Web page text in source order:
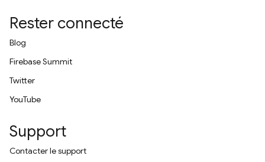
Rester connecté
Blog
Firebase Summit
Twitter
YouTube
Support
Contacter le support